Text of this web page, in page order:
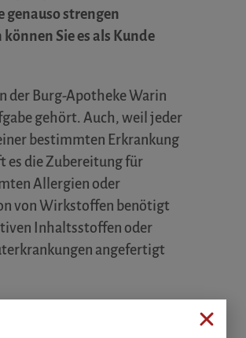
genauso strengen
Sie es als Kunde
der Burg-Apotheke Warin
gehört. Auch, weil jeder
bestimmten Erkrankung
es die Zubereitung für
Allergien oder
von Wirkstoffen benötigt
Inhaltsstoffen oder
angefertigt